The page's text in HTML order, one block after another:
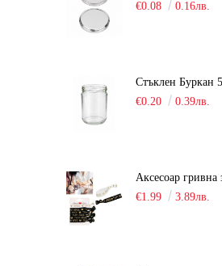
€0.08
0.16лв.
Стъклен Буркан
€0.20
0.39лв.
€1.99
3.89лв.